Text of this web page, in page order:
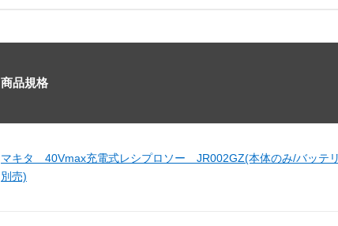
商品規格
マキタ 40Vmax充電式レシプロソー JR002GZ(本体のみ/バッテ
別売)